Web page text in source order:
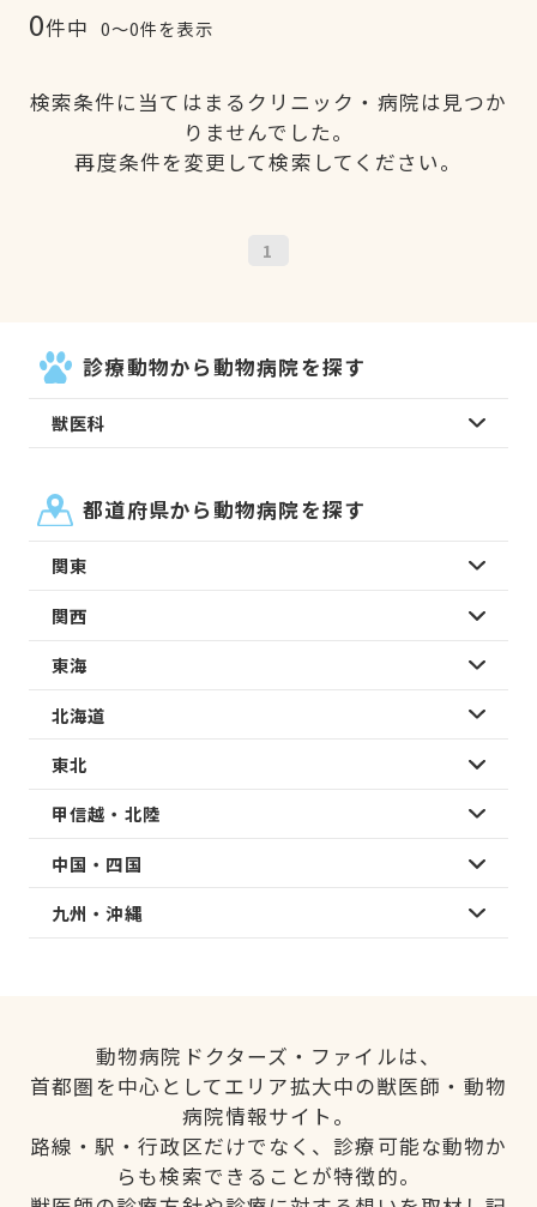
0件中 0〜0件を表示
検索条件に当てはまるクリニック・病院は見つか
りませんでした。
再度条件を変更して検索してください。
1
診療動物から動物病院を探す
獣医科
都道府県から動物病院を探す
関東
関西
東海
北海道
東北
甲信越・北陸
中国・四国
九州・沖縄
動物病院ドクターズ・ファイルは、
首都圏を中心としてエリア拡大中の獣医師・動物
病院情報サイト。
路線・駅・行政区だけでなく、診療可能な動物か
らも検索できることが特徴的。